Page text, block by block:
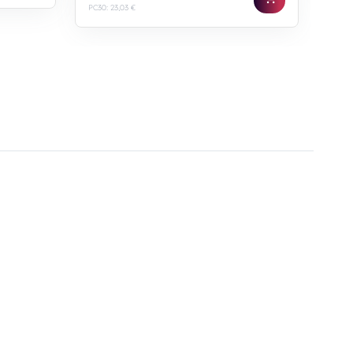
PC30: 23,03 €